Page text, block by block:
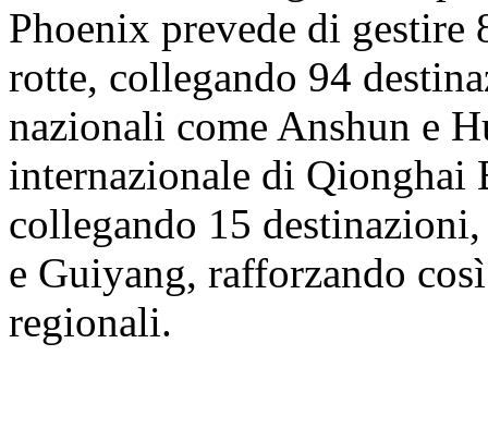
Phoenix prevede di gestire
rotte, collegando 94
nazionali come Anshun e
internazionale di Qionghai
collegando 15
e Guiyang, rafforzando
regionali.